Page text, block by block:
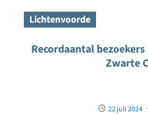
Lichtenvoorde
Recordaantal
Zwarte
22 juli 2024